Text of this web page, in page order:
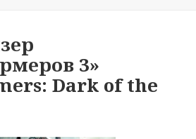
3»
Dark of the